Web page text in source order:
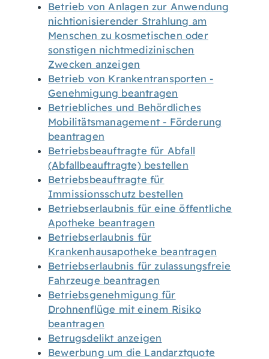
Betrieb von Anlagen zur Anwendung
nichtionisierender Strahlung am
Menschen zu kosmetischen oder
sonstigen nichtmedizinischen
Zwecken anzeigen
Betrieb von Krankentransporten -
Genehmigung beantragen
Betriebliches und Behördliches
Mobilitätsmanagement - Förderung
beantragen
Betriebsbeauftragte für Abfall
(Abfallbeauftragte) bestellen
Betriebsbeauftragte für
Immissionsschutz bestellen
Betriebserlaubnis für eine öffentliche
Apotheke beantragen
Betriebserlaubnis für
Krankenhausapotheke beantragen
Betriebserlaubnis für zulassungsfreie
Fahrzeuge beantragen
Betriebsgenehmigung für
Drohnenflüge mit einem Risiko
beantragen
Betrugsdelikt anzeigen
Bewerbung um die Landarztquote